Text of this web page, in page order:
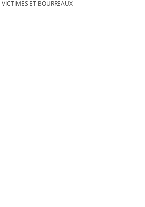
VICTIMES ET BOURREAUX